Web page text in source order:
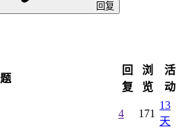
回复
回
复
浏
览
活
动
4 171
13
天